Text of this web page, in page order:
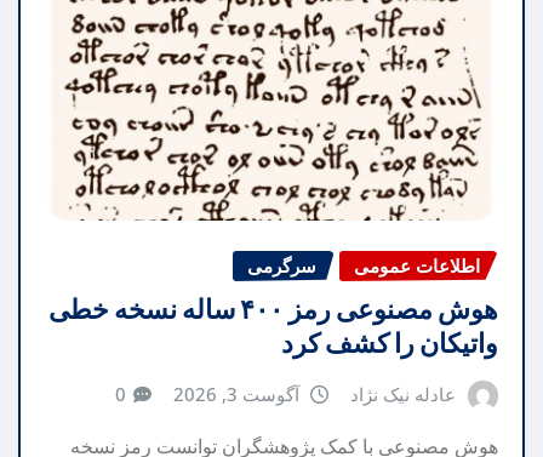
اطلاعات عمومی سرگرمی
هوش مصنوعی رمز ۴۰۰ ساله نسخه خطی
واتیکان را کشف کرد
عادله نیک نژاد آگوست 3, 2026 0
هوش مصنوعی با کمک پژوهشگران توانست رمز نسخه